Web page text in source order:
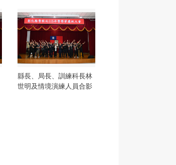
縣長、局長、訓練科長林
世明及情境演練人員合影